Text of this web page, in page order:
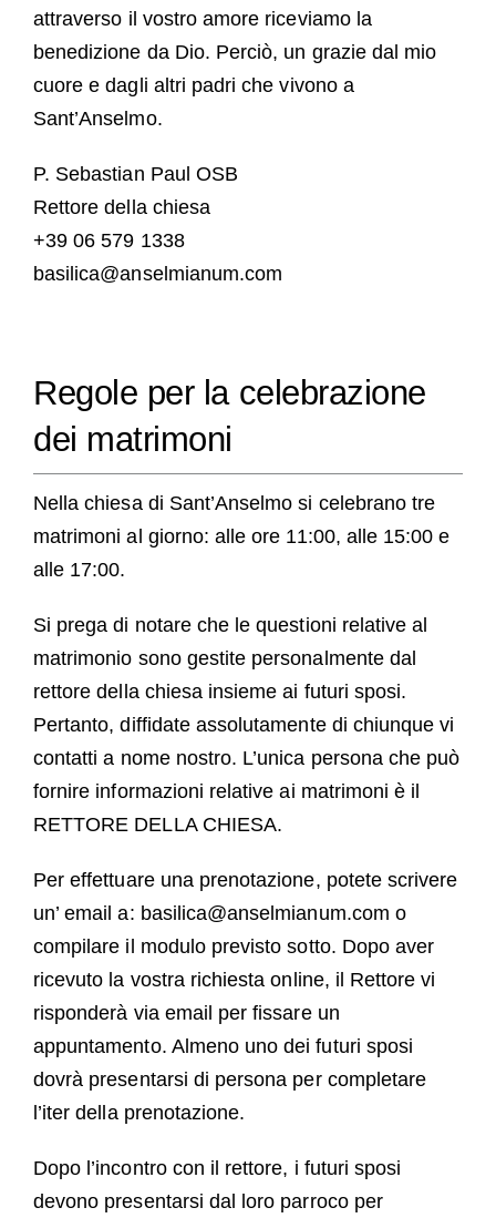
attraverso il vostro amore riceviamo la
benedizione da Dio. Perciò, un grazie dal mio
cuore e dagli altri padri che vivono a
Sant’Anselmo.
P. Sebastian Paul OSB
Rettore della chiesa
+39 06 579 1338
basilica@anselmianum.com
Regole per la celebrazione
dei matrimoni
Nella chiesa di Sant’Anselmo si celebrano tre
matrimoni al giorno: alle ore 11:00, alle 15:00 e
alle 17:00.
Si prega di notare che le questioni relative al
matrimonio sono gestite personalmente dal
rettore della chiesa insieme ai futuri sposi.
Pertanto, diffidate assolutamente di chiunque vi
contatti a nome nostro. L’unica persona che può
fornire informazioni relative ai matrimoni è il
RETTORE DELLA CHIESA.
Per effettuare una prenotazione, potete scrivere
un’ email a: basilica@anselmianum.com o
compilare il modulo previsto sotto. Dopo aver
ricevuto la vostra richiesta online, il Rettore vi
risponderà via email per fissare un
appuntamento. Almeno uno dei futuri sposi
dovrà presentarsi di persona per completare
l’iter della prenotazione.
Dopo l’incontro con il rettore, i futuri sposi
devono presentarsi dal loro parroco per